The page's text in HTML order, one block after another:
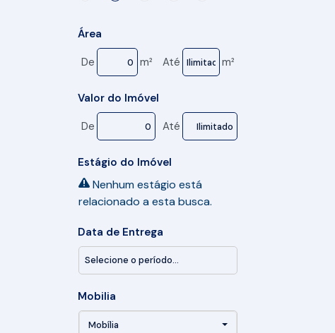
Área
De
m² Até m²
Valor do Imóvel
De
Até
Estágio do Imóvel
Nenhum estágio está
relacionado a esta busca.
Data de Entrega
Mobilia
Mobília